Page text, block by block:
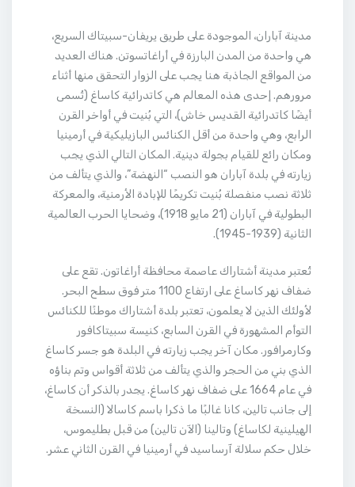
مدينة آباران، الموجودة على طريق يريفان-سبيتاك السريع،
هي واحدة من المدن البارزة في أراغاتسوتن. هناك العديد
من المواقع الجاذبة هنا يجب على الزوار التحقق منها أثناء
مرورهم. إحدى هذه المعالم هي كاتدرائية كاساغ (تُسمى
أيضًا كاتدرائية القديس خاش)، التي بُنيت في أواخر القرن
الرابع، وهي واحدة من أقل الكنائس البازيليكية في أرمينيا
ومكان رائع للقيام بجولة دينية. المكان التالي الذي يجب
زيارته في بلدة آباران هو النصب “النهضة”، والذي يتألف من
ثلاثة نصب منفصلة بُنيت تكريمًا للإبادة الأرمنية، والمعركة
البطولية في آباران (21 مايو 1918)، وضحايا الحرب العالمية
الثانية (1939-1945).
تُعتبر مدينة أشتاراك عاصمة محافظة أراغاتون. تقع على
ضفاف نهر كاساغ على ارتفاع 1100 متر فوق سطح البحر.
لأولئك الذين لا يعلمون، تعتبر بلدة أشتاراك موطنًا للكنائس
التوأم المشهورة في القرن السابع، كنيسة سبيتاكافور
وكارمرافور. مكان آخر يجب زيارته في البلدة هو جسر كاساغ
الذي بني من الحجر والذي يتألف من ثلاثة أقواس وتم بناؤه
في عام 1664 على ضفاف نهر كاساغ. يجدر بالذكر أن كاساغ،
إلى جانب تالين، كانا غالبًا ما ذكرا باسم كاسالا (النسخة
الهيلينية لكاساغ) وتالينا (الآن تالين) من قبل بطليموس،
خلال حكم سلالة آرساسيد في أرمينيا في القرن الثاني عشر.